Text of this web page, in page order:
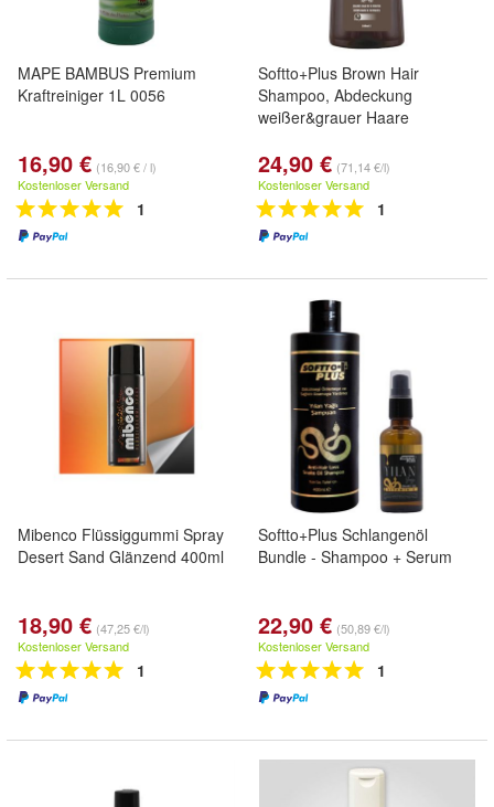
MAPE BAMBUS Premium
Kraftreiniger 1L 0056
16,90 € (16,90 € / l)
Kostenloser Versand
1
Softto+Plus Brown Hair
Shampoo, Abdeckung
weißer&grauer Haare
24,90 € (71,14 €/l)
Kostenloser Versand
1
Mibenco Flüssiggummi Spray
Desert Sand Glänzend 400ml
18,90 € (47,25 €/l)
Kostenloser Versand
1
Softto+Plus Schlangenöl
Bundle - Shampoo + Serum
22,90 € (50,89 €/l)
Kostenloser Versand
1